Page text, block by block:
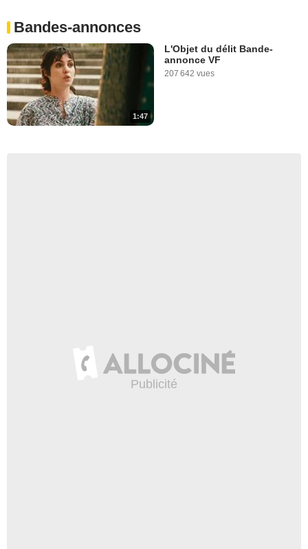
Gourdon
Thorens-Glières
Paris 10e arrondissement
Paris 14e arrondissement
Chaville
Bandes-annonces
1:47
L'Objet du délit Bande-
annonce VF
207 642 vues